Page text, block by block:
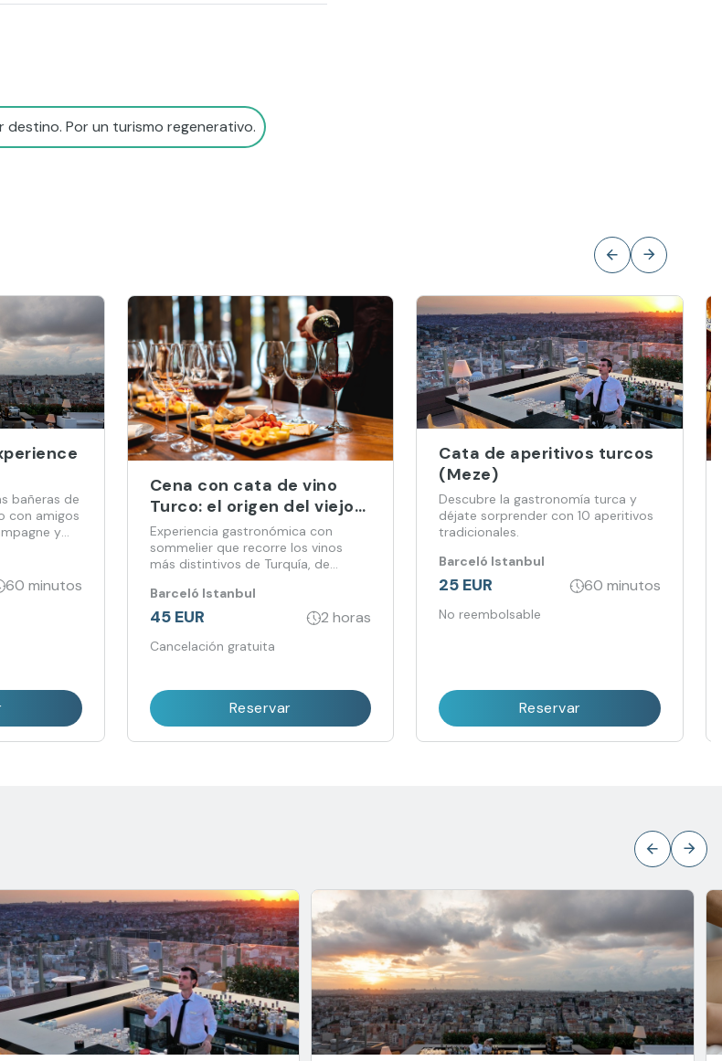
Por un turismo regenerativo.
bañeras de
con amigos
y
60 minutos
Cena con cata de vino
Turco: el origen del viejo
mundo
Experiencia gastronómica con
sommelier que recorre los vinos
más distintivos de Turquía, de
Barceló Istanbul
45 EUR 2 horas
Cancelación gratuita
Reservar
Cata de aperitivos turcos
(Meze)
Descubre la gastronomía turca y
déjate sorprender con 10 aperitivos
tradicionales.
Barceló Istanbul
25 EUR 60 minutos
No reembolsable
Reservar